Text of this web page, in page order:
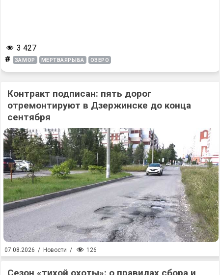
3 427
# ЗАМОР МЕРТВАЯРЫБА ОЗЕРО
Контракт подписан: пять дорог
отремонтируют в Дзержинске до конца
сентября
07.08.2026 / Новости / 126
Сезон «тихой охоты»: о правилах сбора и